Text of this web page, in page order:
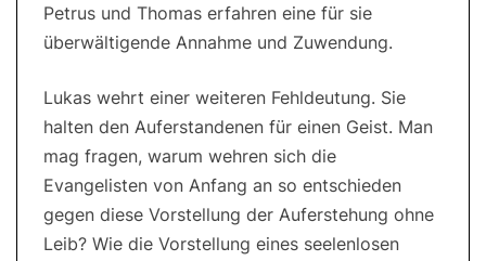
Petrus und Thomas erfahren eine für sie
überwältigende Annahme und Zuwendung.
Lukas wehrt einer weiteren Fehldeutung. Sie
halten den Auferstandenen für einen Geist. Man
mag fragen, warum wehren sich die
Evangelisten von Anfang an so entschieden
gegen diese Vorstellung der Auferstehung ohne
Leib? Wie die Vorstellung eines seelenlosen